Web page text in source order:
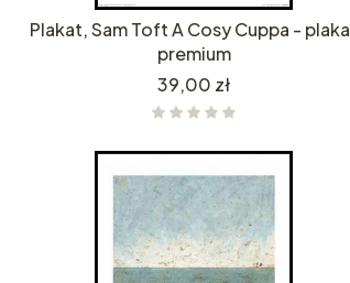
Plakat, Sam Toft A Cosy Cuppa -
premium
Cena
39,00 zł